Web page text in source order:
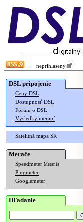
neprihlásený
DSL pripojenie
Ceny DSL
Dostupnosť DSL
Fórum o DSL
Výsledky meraní
Satelitná mapa SR
Merače
Speedmeter Merania
Pingmeter
Googlemeter
Hľadanie